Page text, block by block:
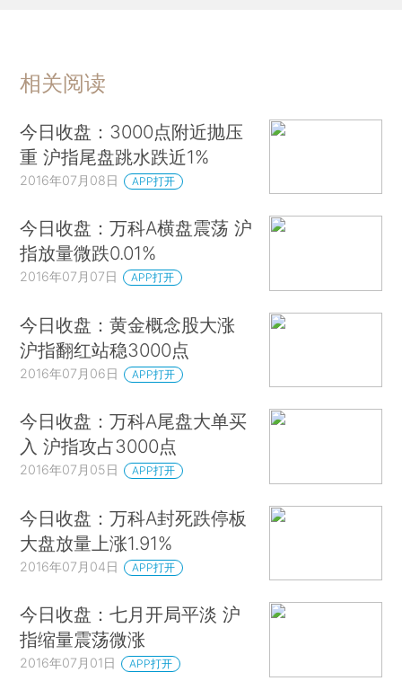
相关阅读
今日收盘：3000点附近抛压
重 沪指尾盘跳水跌近1%
2016年07月08日 APP打开
今日收盘：万科A横盘震荡 沪
指放量微跌0.01%
2016年07月07日 APP打开
今日收盘：黄金概念股大涨
沪指翻红站稳3000点
2016年07月06日 APP打开
今日收盘：万科A尾盘大单买
入 沪指攻占3000点
2016年07月05日 APP打开
今日收盘：万科A封死跌停板
大盘放量上涨1.91%
2016年07月04日 APP打开
今日收盘：七月开局平淡 沪
指缩量震荡微涨
2016年07月01日 APP打开